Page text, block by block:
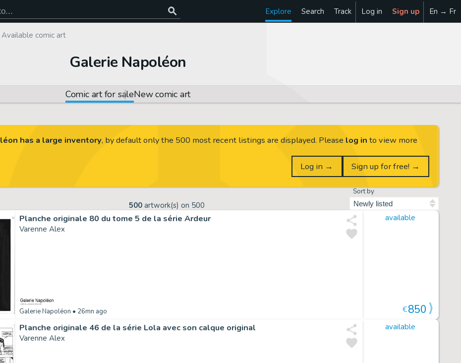
Explore Search Track Log in Sign up En → Fr
Available comic art
Galerie Napoléon
Comic art for saleNew comic art
500 artwork(s) on 500
Sort by
has a large inventory, by default only the 500 most recent listings are displayed. Please log in to view more
Log in →
Sign up for free! →
Planche originale 80 du tome 5 de la série Ardeur
Varenne Alex
Galerie Napoléon • 26mn ago
available
€850
Planche originale 46 de la série Lola avec son calque original
Varenne Alex
available